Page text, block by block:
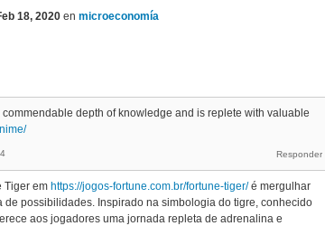
18, 2020 en microeconomía
depth of knowledge and is replete with valuable
Tiger em https://jogos-fortune.com.br/fortune-tiger/é mergulhar
possibilidades. Inspirado na simbologia do tigre, conhecido
aos jogadores uma jornada repleta de adrenalina e